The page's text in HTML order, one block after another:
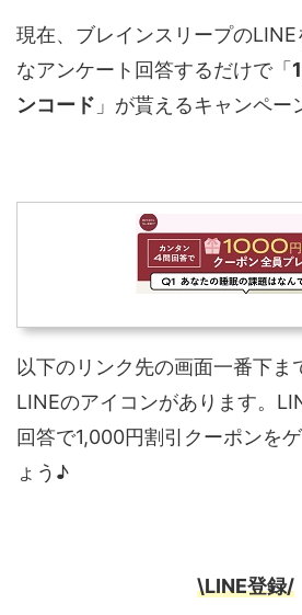
現在、ブレインスリープの
なアンケート回答するだけで「
ンコード 」が貰えるキャンペー
以下のリンク先の画面一番下ま
LINEのアイコンがあります。
回答で1,000円割引クーポンを
ょう♪
\LINE登録/